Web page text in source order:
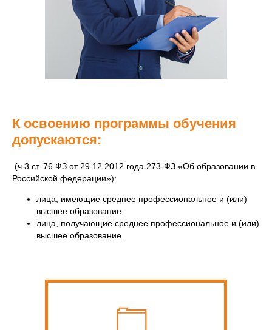
К освоению программы обучения
допускаются:
(ч.3.ст. 76 ФЗ от 29.12.2012 года 273-ФЗ «Об образовании в
Российской федерации»):
лица, имеющие среднее профессиональное и (или)
высшее образование;
лица, получающие среднее профессиональное и (или)
высшее образование.